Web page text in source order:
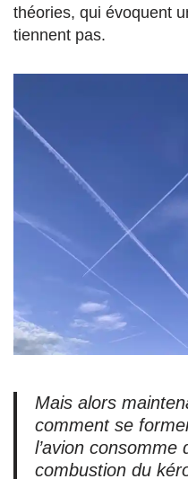
théories, qui évoquent
tiennent pas.
Mais alors
comment se
l’avion consomme
combustion du